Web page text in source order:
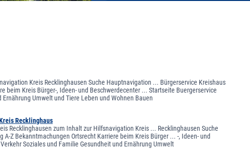
Kreis Recklinghausen Suche Hauptnavigation ... Bürgerservice Kreishaus
beim Kreis Bürger-, Ideen- und Beschwerdecenter ... Startseite Buergerservice
Umwelt und Tiere Leben und Wohnen Bauen
Recklinghaus
Recklinghausen zum Inhalt zur Hilfsnavigation Kreis ... Recklinghausen Suche
Z Bekanntmachungen Ortsrecht Karriere beim Kreis Bürger ... -, Ideen- und
Soziales und Familie Gesundheit und Ernährung Umwelt